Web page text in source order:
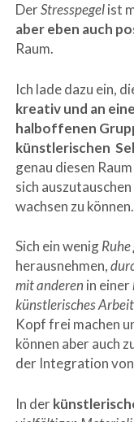
DerStresspegelist
aber eben auch
Raum.
Ich lade dazu ein,
kreativ und an
halboffenen
künstlerischen
genau diesen
sich
wachsen zu können.
Sich ein wenig
herausnehmen,
mit anderen in einer
künstlerisches
Kopf frei machen
können aber auch
der Integration
In der